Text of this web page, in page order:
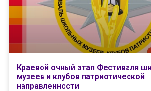
Краевой очный этап Фестиваля
музеев и клубов патриотической
направленности